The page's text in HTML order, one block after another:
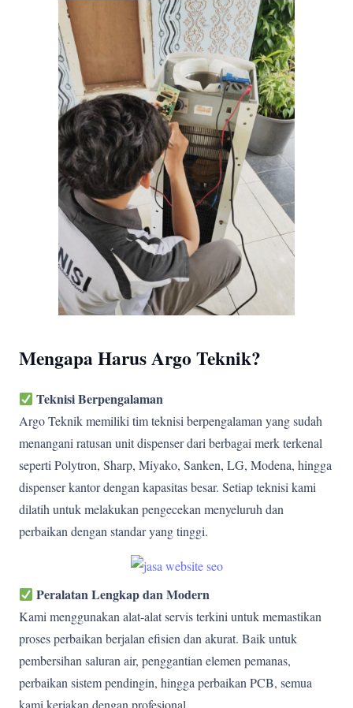
Mengapa Harus Argo Teknik?
Teknisi Berpengalaman
Argo Teknik memiliki tim teknisi berpengalaman yang sudah
menangani ratusan unit dispenser dari berbagai merk terkenal
seperti Polytron, Sharp, Miyako, Sanken, LG, Modena, hingga
dispenser kantor dengan kapasitas besar. Setiap teknisi kami
dilatih untuk melakukan pengecekan menyeluruh dan
perbaikan dengan standar yang tinggi.
Peralatan Lengkap dan Modern
Kami menggunakan alat-alat servis terkini untuk memastikan
proses perbaikan berjalan efisien dan akurat. Baik untuk
pembersihan saluran air, penggantian elemen pemanas,
perbaikan sistem pendingin, hingga perbaikan PCB, semua
kami kerjakan dengan profesional.